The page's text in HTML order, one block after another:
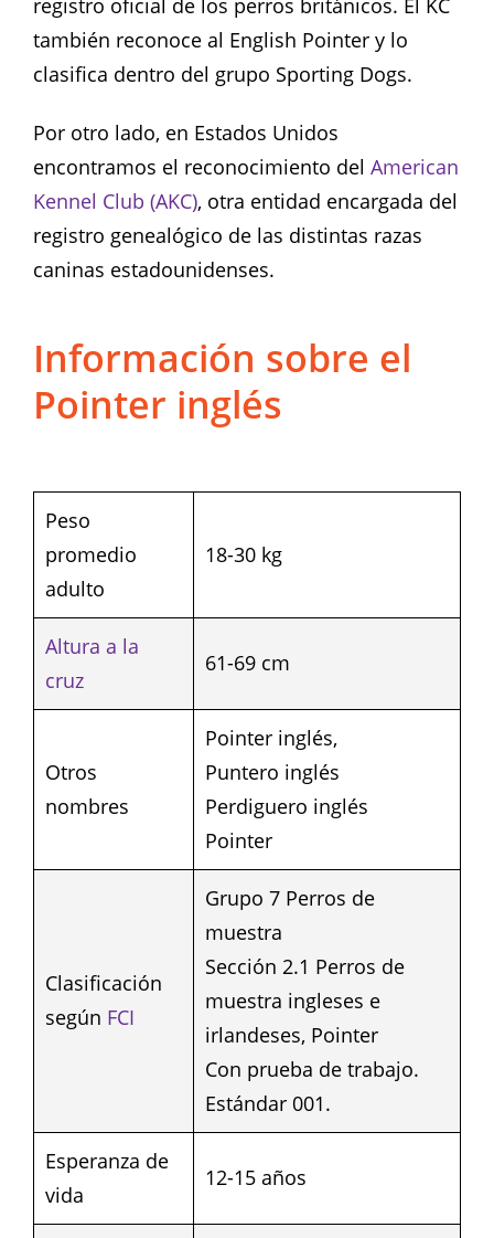
registro oficial de los perros británicos. El KC
también reconoce al English Pointer y lo
clasifica dentro del grupo Sporting Dogs.
Por otro lado, en Estados Unidos
encontramos el reconocimiento del American
Kennel Club (AKC), otra entidad encargada del
registro genealógico de las distintas razas
caninas estadounidenses.
Información sobre el
Pointer inglés
Peso
promedio
adulto
18-30 kg
Altura a la
cruz
61-69 cm
Otros
nombres
Pointer inglés,
Puntero inglés
Perdiguero inglés
Pointer
Clasificación
según FCI
Grupo 7 Perros de
muestra
Sección 2.1 Perros de
muestra ingleses e
irlandeses, Pointer
Con prueba de trabajo.
Estándar 001.
Esperanza de
vida
12-15 años